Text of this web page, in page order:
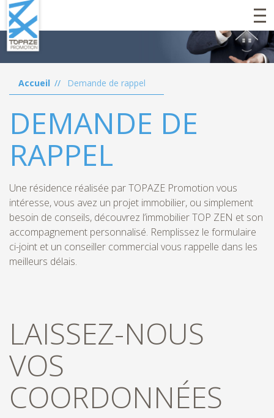
Aller
au
contenu
principal
Accueil Demande de rappel
DEMANDE DE
RAPPEL
Une résidence réalisée par TOPAZE Promotion vous
intéresse, vous avez un projet immobilier, ou simplement
besoin de conseils, découvrez l’immobilier TOP ZEN et son
accompagnement personnalisé. Remplissez le formulaire
ci-joint et un conseiller commercial vous rappelle dans les
meilleurs délais.
LAISSEZ-NOUS
VOS
COORDONNÉES